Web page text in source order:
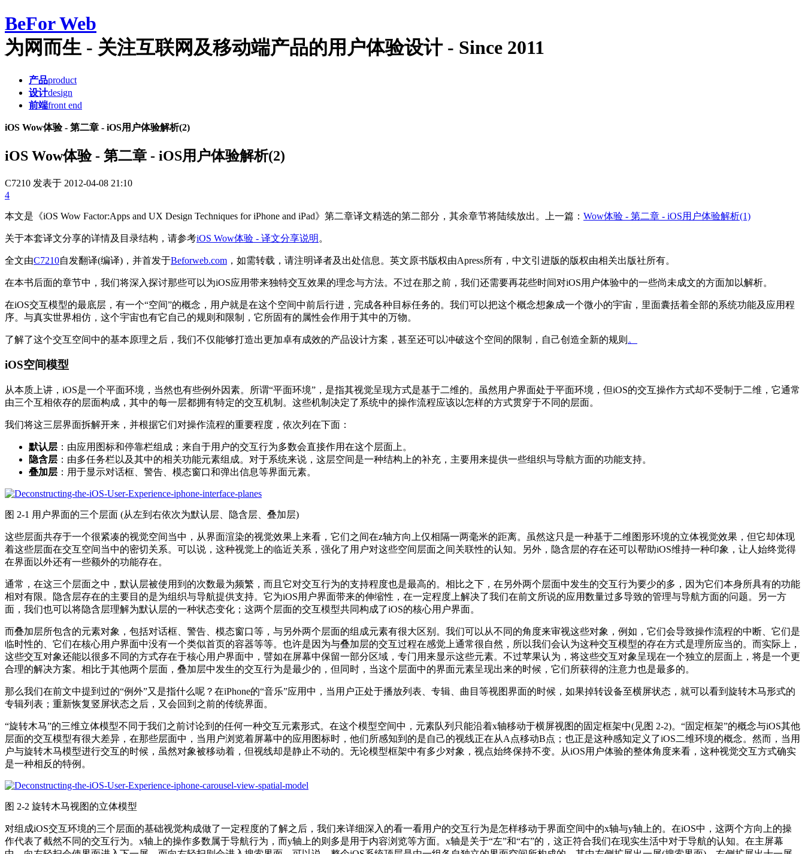
BeFor Web
为网而生 - 关注互联网及移动端产品的用户体验设计 - Since 2011
产品product
设计design
前端front end
iOS Wow体验 - 第二章 - iOS用户体验解析(2)
iOS Wow体验 - 第二章 - iOS用户体验解析(2)
C7210 发表于 2012-04-08 21:10
4
本文是《iOS Wow Factor:Apps and UX Design Techniques for iPhone and iPad》第二章译文精选的第二部分，其余章节将陆续放出。上一篇： Wow体验 - 第二章 - iOS用户体验解析(1)
关于本套译文分享的详情及目录结构，请参考iOS Wow体验 - 译文分享说明 。
全文由C7210自发翻译(编译)，并首发于Beforweb.com ，如需转载，请注明译者及出处信息。英文原书版权由Apress所有，中文引进版的版权由相关出版社所有。
在本书后面的章节中，我们将深入探讨那些可以为iOS应用带来独特交互效果的理念与方法。不过在那之前，我们还需要再花些时间对iOS用户体验中的一些尚未成文的方面加以解析。
在iOS交互模型的最底层，有一个“空间”的概念，用户就是在这个空间中前后行进，完成各种目标任务的。我们可以把这个概念想象成一个微小的宇宙，里面囊括着全部的系统功能及应用程
序。与真实世界相仿，这个宇宙也有它自己的规则和限制，它所固有的属性会作用于其中的万物。
了解了这个交互空间中的基本原理之后，我们不仅能够打造出更加卓有成效的产品设计方案，甚至还可以冲破这个空间的限制，自己创造全新的规则 。
iOS空间模型
从本质上讲，iOS是一个平面环境，当然也有些例外因素。所谓“平面环境”，是指其视觉呈现方式是基于二维的。虽然用户界面处于平面环境，但iOS的交互操作方式却不受制于二维，它通常
由三个互相依存的层面构成，其中的每一层都拥有特定的交互机制。这些机制决定了系统中的操作流程应该以怎样的方式贯穿于不同的层面。
我们将这三层界面拆解开来，并根据它们对操作流程的重要程度，依次列在下面：
默认层 ：由应用图标和停靠栏组成；来自于用户的交互行为多数会直接作用在这个层面上。
隐含层 ：由多任务栏以及其中的相关功能元素组成。对于系统来说，这层空间是一种结构上的补充，主要用来提供一些组织与导航方面的功能支持。
叠加层 ：用于显示对话框、警告、模态窗口和弹出信息等界面元素。
图 2-1 用户界面的三个层面 (从左到右依次为默认层、隐含层、叠加层)
这些层面共存于一个很紧凑的视觉空间当中，从界面渲染的视觉效果上来看，它们之间在z轴方向上仅相隔一两毫米的距离。虽然这只是一种基于二维图形环境的立体视觉效果，但它却体现
着这些层面在交互空间当中的密切关系。可以说，这种视觉上的临近关系，强化了用户对这些空间层面之间关联性的认知。另外，隐含层的存在还可以帮助iOS维持一种印象，让人始终觉得
在界面以外还有一些额外的功能存在。
通常，在这三个层面之中，默认层被使用到的次数最为频繁，而且它对交互行为的支持程度也是最高的。相比之下，在另外两个层面中发生的交互行为要少的多，因为它们本身所具有的功能
相对有限。隐含层存在的主要目的是为组织与导航提供支持。它为iOS用户界面带来的伸缩性，在一定程度上解决了我们在前文所说的应用数量过多导致的管理与导航方面的问题。另一方
面，我们也可以将隐含层理解为默认层的一种状态变化；这两个层面的交互模型共同构成了iOS的核心用户界面。
而叠加层所包含的元素对象，包括对话框、警告、模态窗口等，与另外两个层面的组成元素有很大区别。我们可以从不同的角度来审视这些对象，例如，它们会导致操作流程的中断、它们是
临时性的、它们在核心用户界面中没有一个类似首页的容器等等。也许是因为与叠加层的交互过程在感觉上通常很自然，所以我们会认为这种交互模型的存在方式是理所应当的。而实际上，
这些交互对象还能以很多不同的方式存在于核心用户界面中，譬如在屏幕中保留一部分区域，专门用来显示这些元素。不过苹果认为，将这些交互对象呈现在一个独立的层面上，将是一个更
合理的解决方案。相比于其他两个层面，叠加层中发生的交互行为是最少的，但同时，当这个层面中的界面元素呈现出来的时候，它们所获得的注意力也是最多的。
那么我们在前文中提到过的“例外”又是指什么呢？在iPhone的“音乐”应用中，当用户正处于播放列表、专辑、曲目等视图界面的时候，如果掉转设备至横屏状态，就可以看到旋转木马形式的
专辑列表；重新恢复竖屏状态之后，又会回到之前的传统界面。
“旋转木马”的三维立体模型不同于我们之前讨论到的任何一种交互元素形式。在这个模型空间中，元素队列只能沿着x轴移动于横屏视图的固定框架中(见图 2-2)。“固定框架”的概念与iOS其他
层面的交互模型有很大差异，在那些层面中，当用户浏览着屏幕中的应用图标时，他们所感知到的是自己的视线正在从A点移动B点；也正是这种感知定义了iOS二维环境的概念。然而，当用
户与旋转木马模型进行交互的时候，虽然对象被移动着，但视线却是静止不动的。无论模型框架中有多少对象，视点始终保持不变。从iOS用户体验的整体角度来看，这种视觉交互方式确实
是一种相反的特例。
图 2-2 旋转木马视图的立体模型
对组成iOS交互环境的三个层面的基础视觉构成做了一定程度的了解之后，我们来详细深入的看一看用户的交互行为是怎样移动于界面空间中的x轴与y轴上的。在iOS中，这两个方向上的操
作代表了截然不同的交互行为。x轴上的操作多数属于导航行为，而y轴上的则多是用于内容浏览等方面。x轴是关于“左”和“右”的，这正符合我们在现实生活中对于导航的认知。在主屏幕